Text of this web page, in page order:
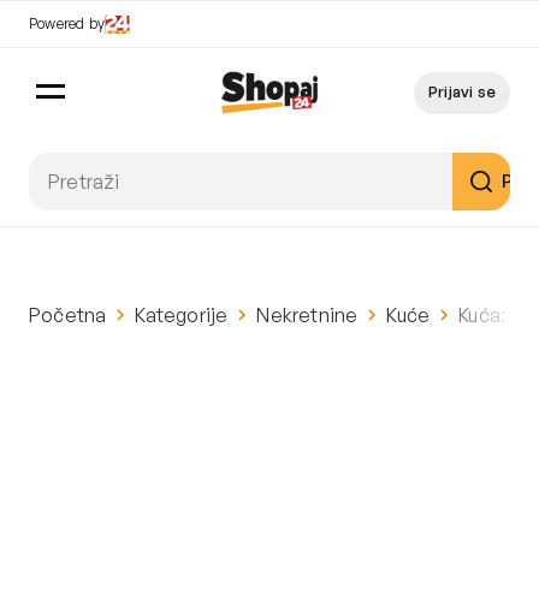
Powered by
Prijavi se
Početna Kategorije Nekretnine Kuće Kuća: